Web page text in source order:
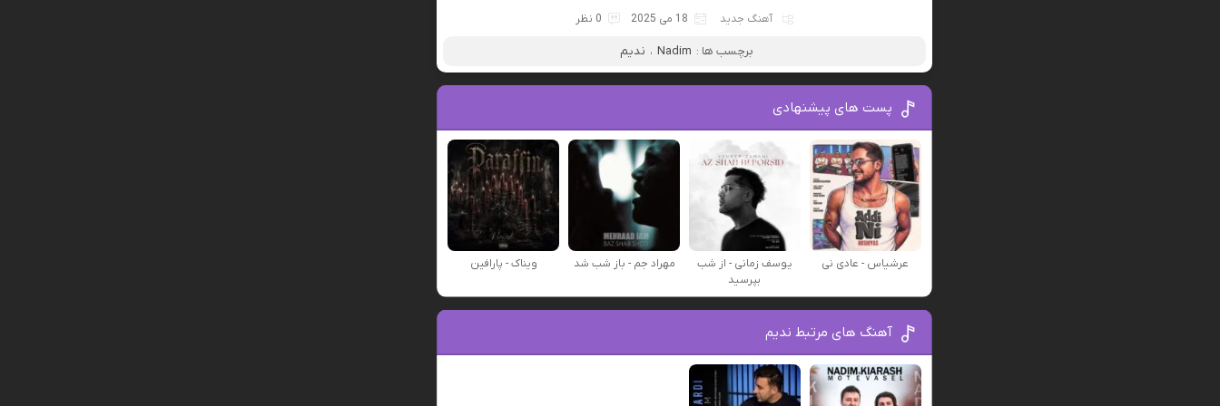
آهنگ جدید 18 می 2025 0 نظر
برچسب ها : Nadim ، ندیم
پست های پیشنهادی
عرشیاس - عادی نی
یوسف زمانی - از شب
بپرسید
مهراد جم - باز شب شد ویناک - پارافین
آهنگ های مرتبط ندیم